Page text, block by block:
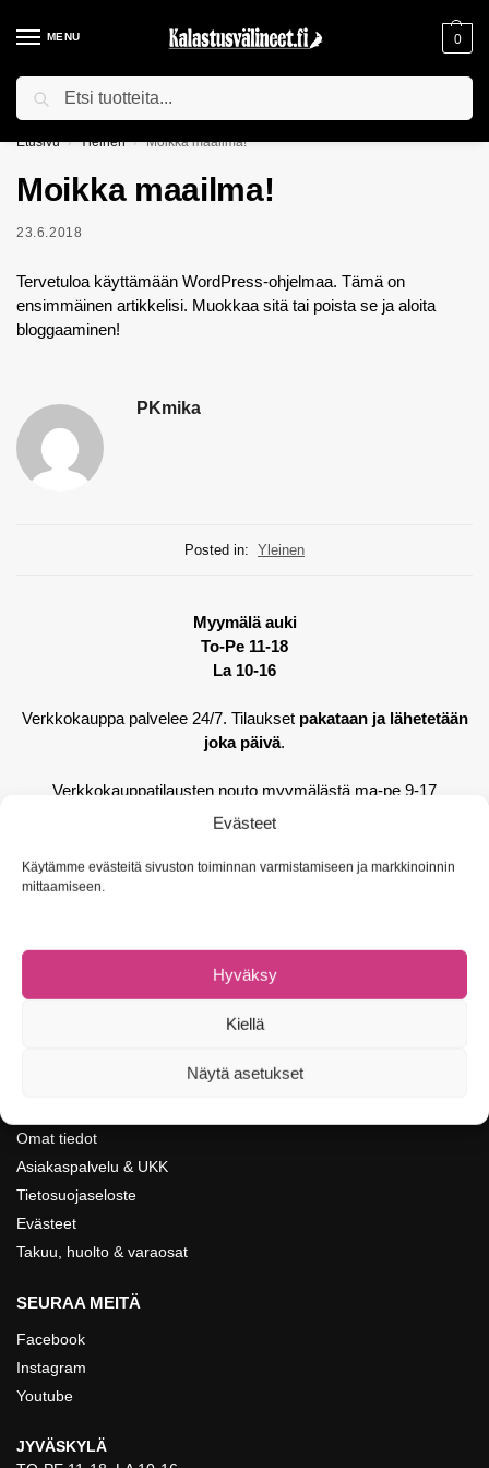
Evästeet
Käytämme evästeitä sivuston toiminnan varmistamiseen ja markkinoinnin
mittaamiseen.
Hyväksy
Kiellä
Näytä asetukset
MENU 0
ILMAINEN TOIMITUS YLI 75€ TILAUKSILLE!
Etusivu / Yleinen / Moikka maailma!
Moikka maailma!
23.6.2018
Tervetuloa käyttämään WordPress-ohjelmaa. Tämä on
ensimmäinen artikkelisi. Muokkaa sitä tai poista se ja aloita
bloggaaminen!
PKmika
Posted in: Yleinen
Myymälä auki
To-Pe 11-18
La 10-16
Verkkokauppa palvelee 24/7. Tilaukset pakataan ja lähetetään
joka päivä.
Verkkokauppatilausten nouto myymälästä ma-pe 9-17
Vasarakatu 26
(myös WhatsApp)
asiakaspalvelu@kalastusvalineet.fi
Omat tiedot
Asiakaspalvelu & UKK
Tietosuojaseloste
Evästeet
Takuu, huolto & varaosat
SEURAA MEITÄ
Facebook
Instagram
Youtube
JYVÄSKYLÄ